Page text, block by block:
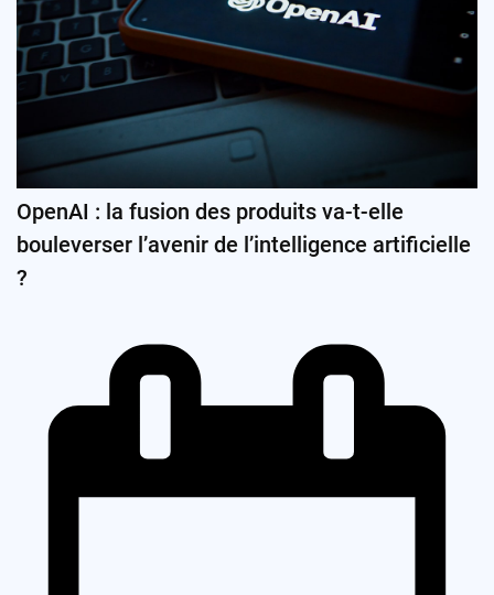
OpenAI : la fusion des produits va-t-elle
bouleverser l’avenir de l’intelligence artificielle
?